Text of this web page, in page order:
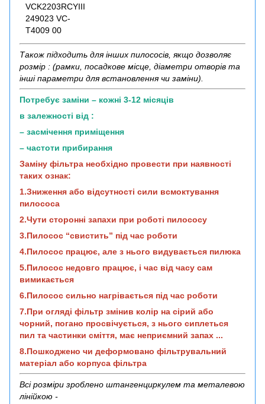
VCK2203RCYIII
249023 VC-
T4009 00
Також підходить для інших пилососів, якщо дозволяє
розмір : (рамки, посадкове місце, діаметри отворів та
інші параметри для встановлення чи заміни).
Потребує заміни – кожні 3-12 місяців
в залежності від :
– засмічення приміщення
– частоти прибирання
Заміну фільтра необхідно провести при наявності
таких ознак:
1.Зниження або відсутності сили всмоктування
пилососа
2.Чути сторонні запахи при роботі пилососу
3.Пилосос “свистить” під час роботи
4.Пилосос працює, але з нього видувається пилюка
5.Пилосос недовго працює, і час від часу сам
вимикається
6.Пилосос сильно нагрівається під час роботи
7.При огляді фільтр змінив колір на сірий або
чорний, погано просвічується, з нього сиплеться
пил та частинки сміття, має неприємний запах ...
8.Пошкоджено чи деформовано фільтрувальний
матеріал або корпуса фільтра
Всі розміри зроблено штангенциркулем та металевою
лінійкою -